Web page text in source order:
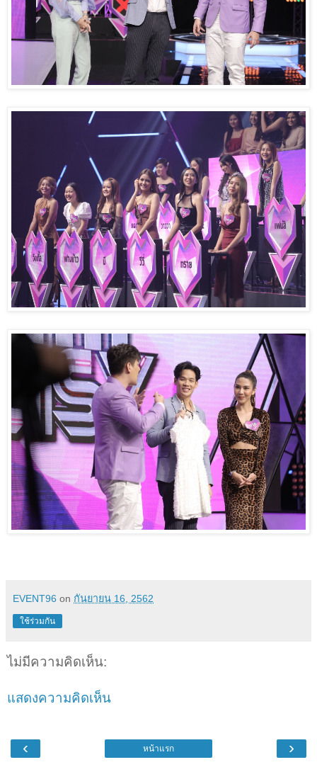
EVENT96 on กันยายน 16, 2562
ใช้ร่วมกัน
ไม่มีความคิดเห็น:
แสดงความคิดเห็น
‹ ›
หน้าแรก